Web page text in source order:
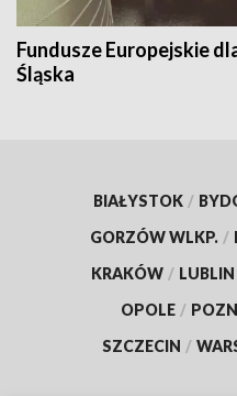
Fundusze Europejskie
Śląska
BIAŁYSTOK /
GORZÓW WLKP. /
KRAKÓW / LUBLIN
OPOLE /
SZCZECIN /